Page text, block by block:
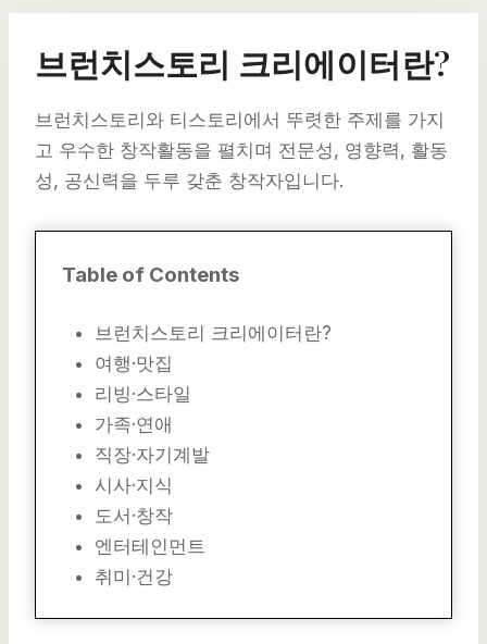
브런치스토리 크리에이터란?
브런치스토리와 티스토리에서 뚜렷한 주제를 가지
고 우수한 창작활동을 펼치며 전문성, 영향력, 활동
성, 공신력을 두루 갖춘 창작자입니다.
Table of Contents
브런치스토리 크리에이터란?
여행·맛집
리빙·스타일
가족·연애
직장·자기계발
시사·지식
도서·창작
엔터테인먼트
취미·건강